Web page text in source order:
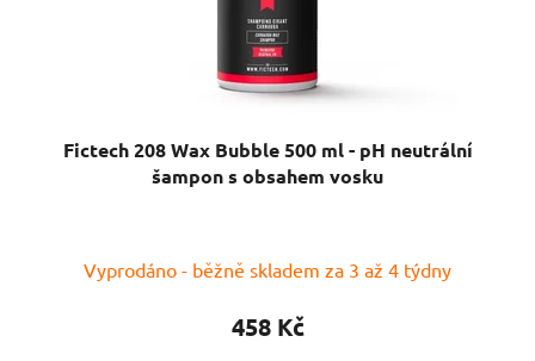
Fictech 208 Wax Bubble 500 ml - pH neutrální
šampon s obsahem vosku
Vyprodáno - běžně skladem za 3 až 4 týdny
458 Kč